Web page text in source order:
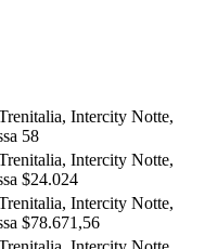
Intercity Notte,
58
Intercity Notte,
$24.024
Intercity Notte,
$78.671,56